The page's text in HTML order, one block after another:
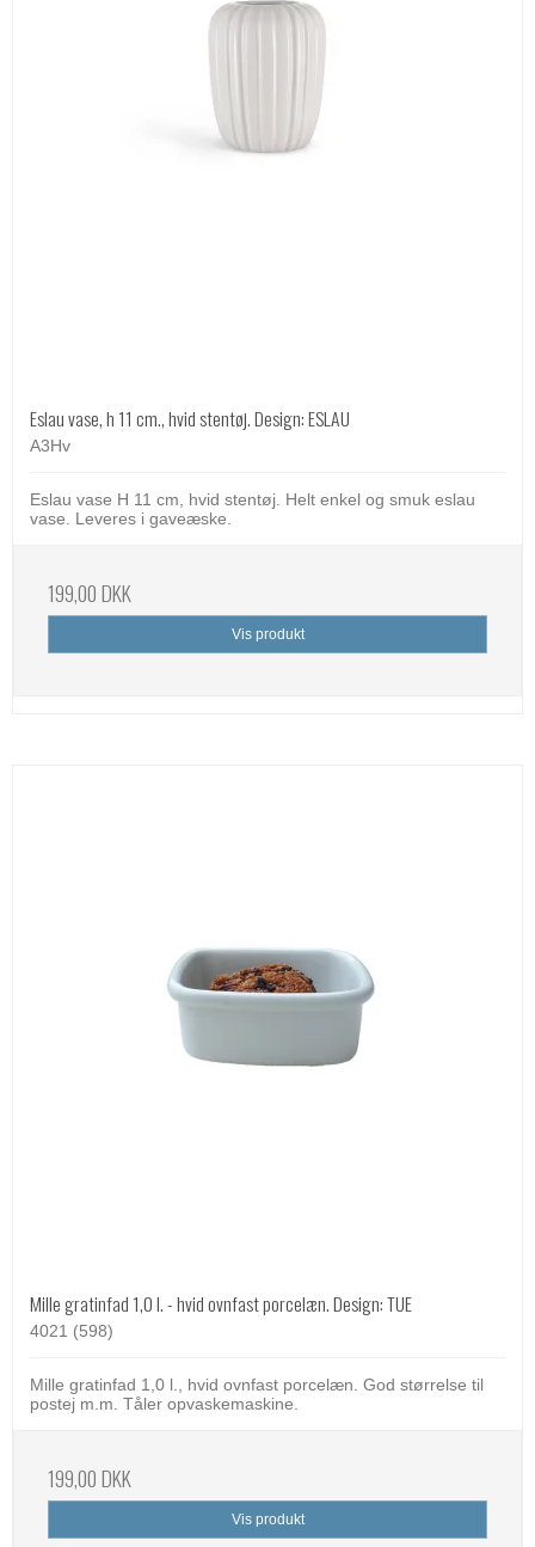
Eslau vase, h 11 cm., hvid stentøj. Design: ESLAU
A3Hv
Eslau vase H 11 cm, hvid stentøj. Helt enkel og smuk eslau
vase. Leveres i gaveæske.
199,00 DKK
Vis produkt
Mille gratinfad 1,0 l. - hvid ovnfast porcelæn. Design: TUE
4021 (598)
Mille gratinfad 1,0 l., hvid ovnfast porcelæn. God størrelse til
postej m.m. Tåler opvaskemaskine.
199,00 DKK
Vis produkt